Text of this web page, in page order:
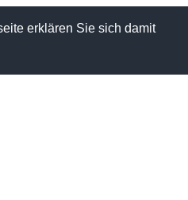
erklären Sie sich damit